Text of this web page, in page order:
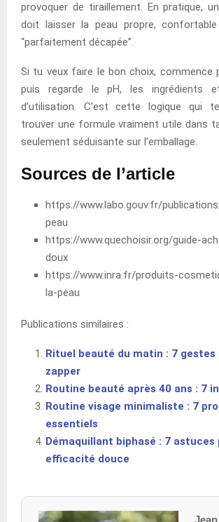
provoquer de tiraillement. En pratique,
doit laisser la peau propre,
“parfaitement décapée”.
Si tu veux faire le bon choix, commence
puis regarde le pH, les ingrédients
d’utilisation. C’est cette logique qui
trouver une formule vraiment utile dans
seulement séduisante sur l’emballage.
Sources de l’article
https://www.labo.gouv.fr/
peau
https://www.quechoisir.org/guide-
doux
https://www.inra.fr/produits-
la-peau
Publications similaires :
Rituel beauté du matin : 7 gestes
zapper
Routine beauté après 40 ans : 7
Routine visage minimaliste : 7
essentiels
Démaquillant biphasé : 7 astuces
efficacité douce